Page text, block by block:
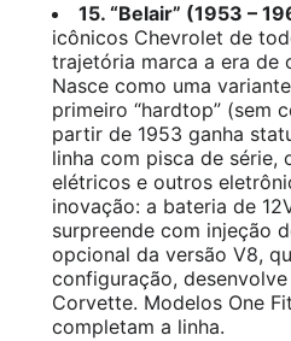
15. “Belair” (1953 –
icônicos Chevrolet de
trajetória marca a era de
Nasce como uma
primeiro “hardtop” (sem
partir de 1953 ganha
linha com pisca de série,
elétricos e outros
inovação: a bateria de
surpreende com injeção
opcional da versão V8,
configuração,
Corvette. Modelos One
completam a linha.